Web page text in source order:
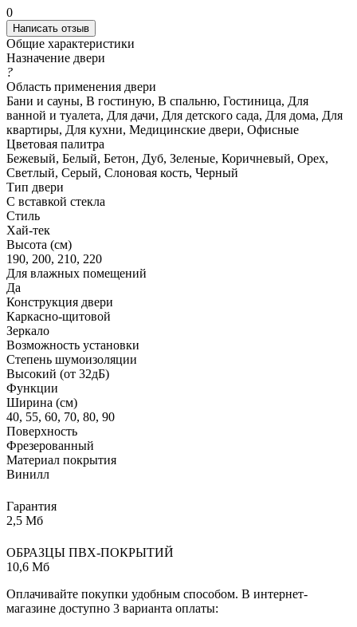
0
Написать отзыв
Общие характеристики
Назначение двери
?
Область применения двери
Бани и сауны, В гостиную, В спальню, Гостиница, Для
ванной и туалета, Для дачи, Для детского сада, Для дома, Для
квартиры, Для кухни, Медицинские двери, Офисные
Цветовая палитра
Бежевый, Белый, Бетон, Дуб, Зеленые, Коричневый, Орех,
Светлый, Серый, Слоновая кость, Черный
Тип двери
С вставкой стекла
Стиль
Хай-тек
Высота (см)
190, 200, 210, 220
Для влажных помещений
Да
Конструкция двери
Каркасно-щитовой
Зеркало
Возможность установки
Степень шумоизоляции
Высокий (от 32дБ)
Функции
Ширина (см)
40, 55, 60, 70, 80, 90
Поверхность
Фрезерованный
Материал покрытия
Винилл
Гарантия
2,5 Мб
ОБРАЗЦЫ ПВХ-ПОКРЫТИЙ
10,6 Мб
Оплачивайте покупки удобным способом. В интернет-
магазине доступно 3 варианта оплаты: